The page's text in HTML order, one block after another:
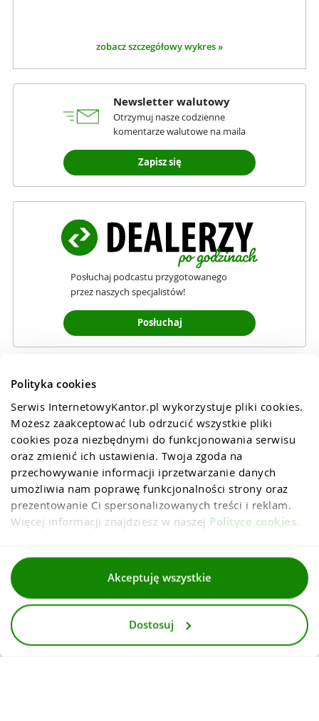
Polityka cookies
Serwis InternetowyKantor.pl wykorzystuje pliki cookies.
Możesz zaakceptować lub odrzucić wszystkie pliki
cookies poza niezbędnymi do funkcjonowania serwisu
oraz zmienić ich ustawienia. Twoja zgoda na
przechowywanie informacji iprzetwarzanie danych
umożliwia nam poprawę funkcjonalności strony oraz
prezentowanie Ci spersonalizowanych treści i reklam.
Więcej informacji znajdziesz w naszej Polityce cookies.
Akceptuję wszystkie
Dostosuj
zobacz szczegółowy wykres »
Newsletter walutowy
Otrzymuj nasze codzienne
komentarze walutowe na maila
Zapisz się
Posłuchaj podcastu przygotowanego
przez naszych specjalistów!
Posłuchaj
Regulaminy
Dla mediów